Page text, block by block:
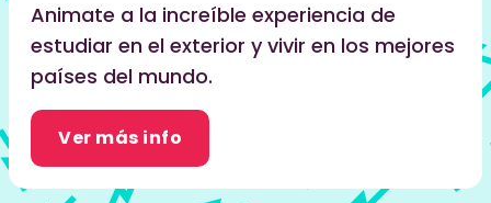
Animate a la increíble experiencia de
estudiar en el exterior y vivir en los mejores
países del mundo.
Ver más info